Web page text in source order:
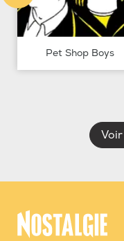
Pet Shop Boys